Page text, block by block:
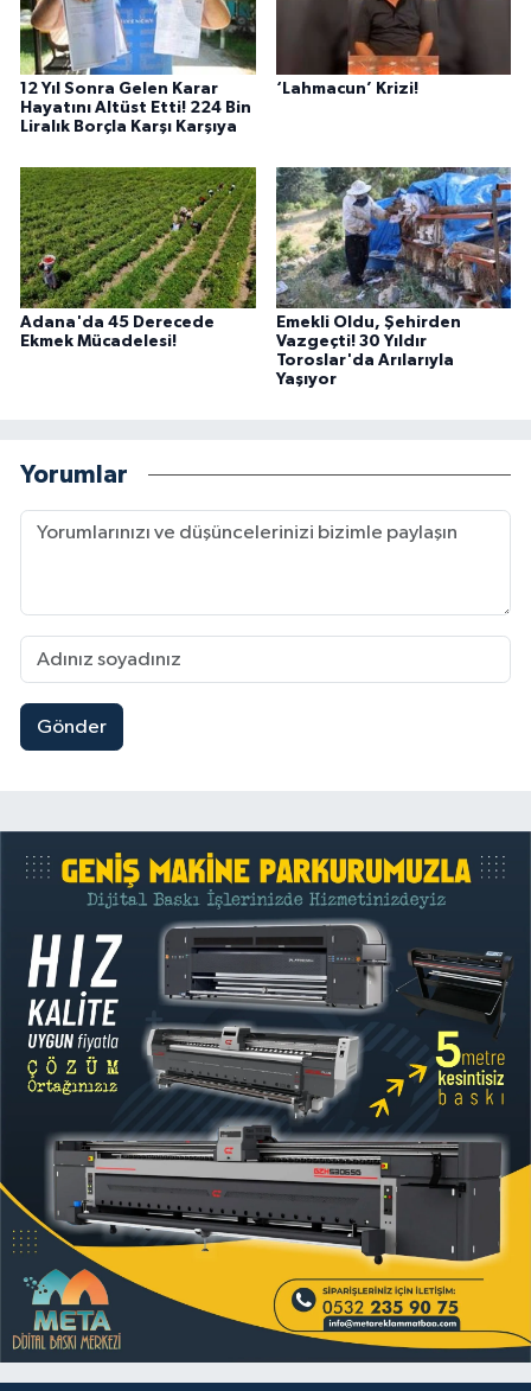
12 Yıl Sonra Gelen Karar
Hayatını Altüst Etti! 224 Bin
Liralık Borçla Karşı Karşıya
‘Lahmacun’ Krizi!
Adana'da 45 Derecede
Ekmek Mücadelesi!
Emekli Oldu, Şehirden
Vazgeçti! 30 Yıldır
Toroslar'da Arılarıyla
Yaşıyor
Yorumlar
Gönder